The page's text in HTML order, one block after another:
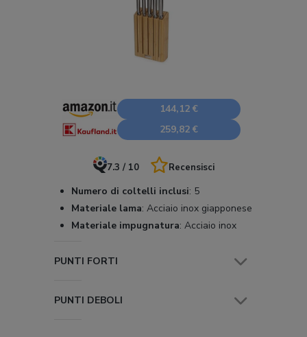
144,12 €
259,82 €
7.3 / 10 Recensisci
Numero di coltelli inclusi: 5
Materiale lama: Acciaio inox giapponese
Materiale impugnatura: Acciaio inox
PUNTI FORTI
PUNTI DEBOLI